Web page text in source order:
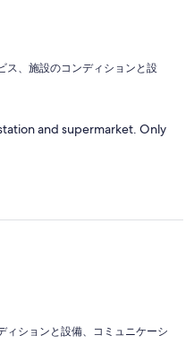
ス、施設のコンディションと設
and supermarket. Only
ィションと設備、コミュニケーシ